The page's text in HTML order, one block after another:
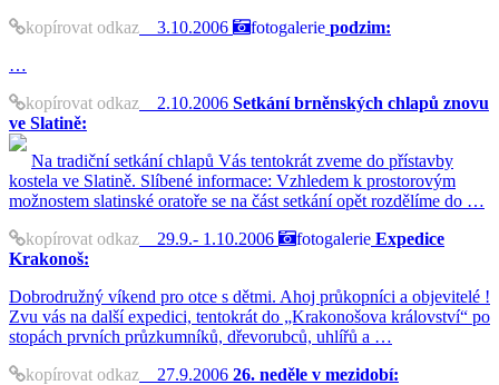
kopírovat odkaz 3.10.2006 fotogalerie podzim:
…
kopírovat odkaz 2.10.2006 Setkání brněnských chlapů znovu
ve Slatině:
Na tradiční setkání chlapů Vás tentokrát zveme do přístavby
kostela ve Slatině. Slíbené informace: Vzhledem k prostorovým
možnostem slatinské oratoře se na část setkání opět rozdělíme do …
kopírovat odkaz 29.9.- 1.10.2006 fotogalerie Expedice
Krakonoš:
Dobrodružný víkend pro otce s dětmi. Ahoj průkopníci a objevitelé !
Zvu vás na další expedici, tentokrát do „Krakonošova království“ po
stopách prvních průzkumníků, dřevorubců, uhlířů a …
kopírovat odkaz 27.9.2006 26. neděle v mezidobí: